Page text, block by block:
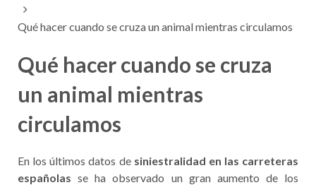
Qué hacer cuando se cruza un animal mientras circulamos
Qué hacer cuando se cruza
un animal mientras
circulamos
En los últimos datos de siniestralidad en las carreteras
españolas se ha observado un gran aumento de los